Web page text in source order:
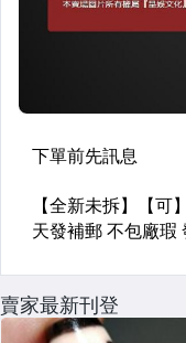
賣家最新刊登